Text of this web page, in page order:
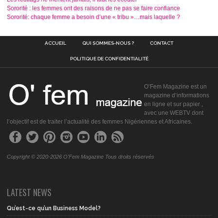
Sororité : les femmes ont des raisons de ne pas se faire confiance
Sororité: chaque femme a besoin d’une « tribu »…mais laquelle ?
ACCUEIL QUI SOMMES-NOUS ? CONTACT
POLITIQUE DE CONFIDENTIALITÉ
O’Fem Magazine est un
magazine d’informations
en ligne et sur papier ,
avec une WEBTV dont
l’objectif est de traiter l’actualité des femmes Nigériennes et Africaines.
Copyright © 2020-2026 O'Fem Magazine Tous droits réservés
LATEST NEWS
Qu’est-ce qu’un Business Model?